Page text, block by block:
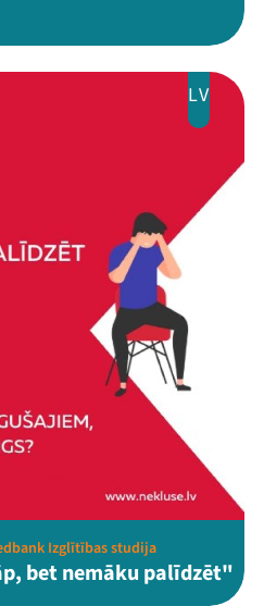
LAMPĀ 2026
LV
Izglītības studija
bet nemāku palīdzēt"